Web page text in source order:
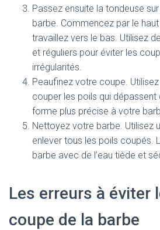
Passez ensuite la tondeuse
barbe. Commencez par le
travaillez vers le bas. Utilisez
et réguliers pour éviter les
irrégularités.
Peaufinez votre coupe.
couper les poils qui dépassent
forme plus précise à votre
Nettoyez votre barbe. Utilisez
enlever tous les poils coupés.
barbe avec de l’eau tiède et
Les erreurs à éviter
coupe de la barbe